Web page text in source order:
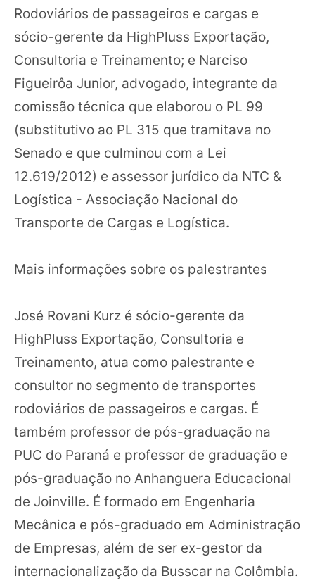
Rodoviários de passageiros e cargas e
sócio-gerente da HighPluss Exportação,
Consultoria e Treinamento; e Narciso
Figueirôa Junior, advogado, integrante da
comissão técnica que elaborou o PL 99
(substitutivo ao PL 315 que tramitava no
Senado e que culminou com a Lei
12.619/2012) e assessor jurídico da NTC &
Logística - Associação Nacional do
Transporte de Cargas e Logística.
Mais informações sobre os palestrantes
José Rovani Kurz é sócio-gerente da
HighPluss Exportação, Consultoria e
Treinamento, atua como palestrante e
consultor no segmento de transportes
rodoviários de passageiros e cargas. É
também professor de pós-graduação na
PUC do Paraná e professor de graduação e
pós-graduação no Anhanguera Educacional
de Joinville. É formado em Engenharia
Mecânica e pós-graduado em Administração
de Empresas, além de ser ex-gestor da
internacionalização da Busscar na Colômbia.